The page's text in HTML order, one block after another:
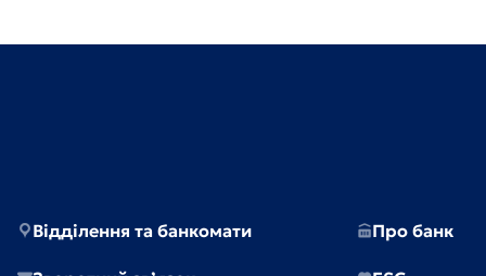
Відділення та банкомати Про банк